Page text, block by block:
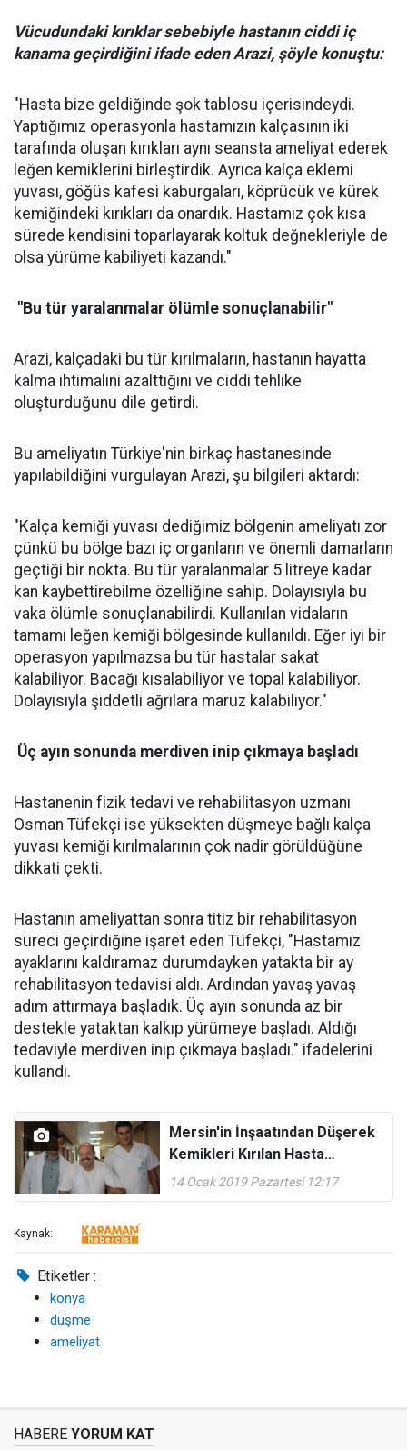
Vücudundaki kırıklar sebebiyle hastanın ciddi iç
kanama geçirdiğini ifade eden Arazi, şöyle konuştu:
"Hasta bize geldiğinde şok tablosu içerisindeydi.
Yaptığımız operasyonla hastamızın kalçasının iki
tarafında oluşan kırıkları aynı seansta ameliyat ederek
leğen kemiklerini birleştirdik. Ayrıca kalça eklemi
yuvası, göğüs kafesi kaburgaları, köprücük ve kürek
kemiğindeki kırıkları da onardık. Hastamız çok kısa
sürede kendisini toparlayarak koltuk değnekleriyle de
olsa yürüme kabiliyeti kazandı."
"Bu tür yaralanmalar ölümle sonuçlanabilir"
Arazi, kalçadaki bu tür kırılmaların, hastanın hayatta
kalma ihtimalini azalttığını ve ciddi tehlike
oluşturduğunu dile getirdi.
Bu ameliyatın Türkiye'nin birkaç hastanesinde
yapılabildiğini vurgulayan Arazi, şu bilgileri aktardı:
"Kalça kemiği yuvası dediğimiz bölgenin ameliyatı zor
çünkü bu bölge bazı iç organların ve önemli damarların
geçtiği bir nokta. Bu tür yaralanmalar 5 litreye kadar
kan kaybettirebilme özelliğine sahip. Dolayısıyla bu
vaka ölümle sonuçlanabilirdi. Kullanılan vidaların
tamamı leğen kemiği bölgesinde kullanıldı. Eğer iyi bir
operasyon yapılmazsa bu tür hastalar sakat
kalabiliyor. Bacağı kısalabiliyor ve topal kalabiliyor.
Dolayısıyla şiddetli ağrılara maruz kalabiliyor."
Üç ayın sonunda merdiven inip çıkmaya başladı
Hastanenin fizik tedavi ve rehabilitasyon uzmanı
Osman Tüfekçi ise yüksekten düşmeye bağlı kalça
yuvası kemiği kırılmalarının çok nadir görüldüğüne
dikkati çekti.
Hastanın ameliyattan sonra titiz bir rehabilitasyon
süreci geçirdiğine işaret eden Tüfekçi, "Hastamız
ayaklarını kaldıramaz durumdayken yatakta bir ay
rehabilitasyon tedavisi aldı. Ardından yavaş yavaş
adım attırmaya başladık. Üç ayın sonunda az bir
destekle yataktan kalkıp yürümeye başladı. Aldığı
tedaviyle merdiven inip çıkmaya başladı." ifadelerini
kullandı.
Mersin'in İnşaatından Düşerek
Kemikleri Kırılan Hasta
Konya'da Yapılan A
14 Ocak 2019 Pazartesi 12:17
Kaynak:
Etiketler :
konya
düşme
ameliyat
HABERE YORUM KAT